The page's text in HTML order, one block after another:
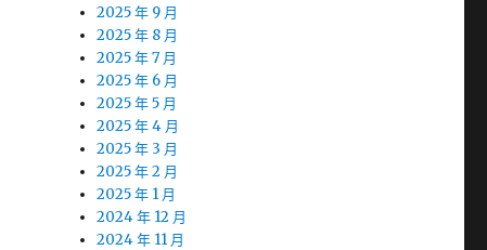
2025 年 9 月
2025 年 8 月
2025 年 7 月
2025 年 6 月
2025 年 5 月
2025 年 4 月
2025 年 3 月
2025 年 2 月
2025 年 1 月
2024 年 12 月
2024 年 11 月